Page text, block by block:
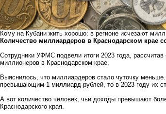
Кому на Кубани жить хорошо: в регионе исчезают
Количество миллиардеров в Краснодарском крае
Сотрудники УФМС подвели итоги 2023 года,
миллионеров в Краснодарском крае.
Выяснилось, что миллиардеров стало чуточку
превышающим 1 миллиард рублей, то в 2023 году их
А вот количество человек, чьи доходы превышают
Краснодарского края.